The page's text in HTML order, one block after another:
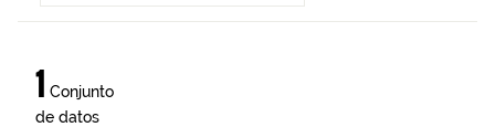
1 Conjunto
de datos